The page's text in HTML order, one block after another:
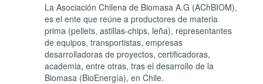
La Asociación Chilena de Biomasa A.G (AChBIOM),
es el ente que reúne a productores de materia
prima (pellets, astillas-chips, leña), representantes
de equipos, transportistas, empresas
desarrolladoras de proyectos, certificadoras,
academia, entre otras, tras el desarrollo de la
Biomasa (BioEnergía), en Chile.